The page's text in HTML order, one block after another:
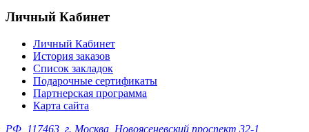
Личный Кабинет
Личный Кабинет
История заказов
Список закладок
Подарочные сертификаты
Партнерская программа
Карта сайта
РФ, 117463, г. Москва, Новоясеневский проспект 32-1